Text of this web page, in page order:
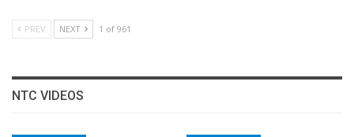
PREV NEXT 1 of 961
NTC VIDEOS